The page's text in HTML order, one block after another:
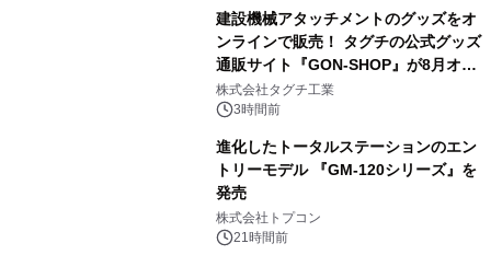
建設機械アタッチメントのグッズをオ
ンラインで販売！ タグチの公式グッズ
通販サイト『GON-SHOP』が8月オー
プン
株式会社タグチ工業
3時間前
進化したトータルステーションのエン
トリーモデル 『GM-120シリーズ』を
発売
株式会社トプコン
21時間前